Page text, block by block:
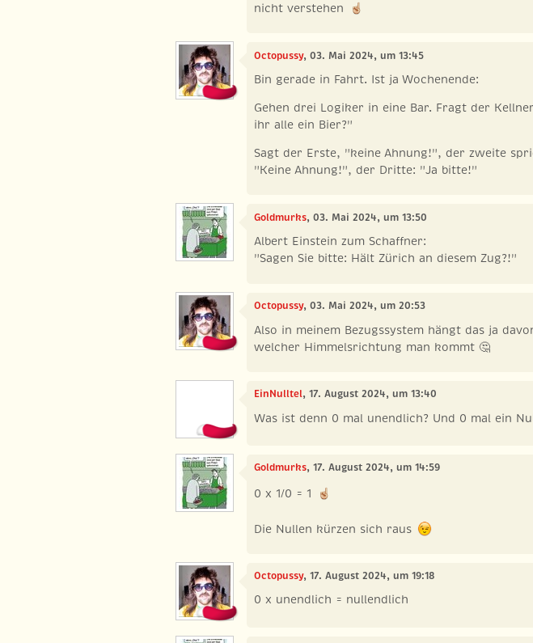
nicht verstehen
Octopussy, 03. Mai 2024, um 13:45
Bin gerade in Fahrt. Ist ja Wochenende:
Gehen drei Logiker in eine Bar. Fragt der
ihr alle ein Bier?"
Sagt der Erste, "keine Ahnung!", der zweite
"Keine Ahnung!", der Dritte: "Ja bitte!"
Goldmurks, 03. Mai 2024, um 13:50
Albert Einstein zum Schaffner:
"Sagen Sie bitte: Hält Zürich an diesem Zug?!"
Octopussy, 03. Mai 2024, um 20:53
Also in meinem Bezugssystem hängt das ja
welcher Himmelsrichtung man kommt 🤔
EinNulltel, 17. August 2024, um 13:40
Was ist denn 0 mal unendlich? Und 0 mal ein
Goldmurks, 17. August 2024, um 14:59
0 x 1/0 = 1
Die Nullen kürzen sich raus
Octopussy, 17. August 2024, um 19:18
0 x unendlich = nullendlich